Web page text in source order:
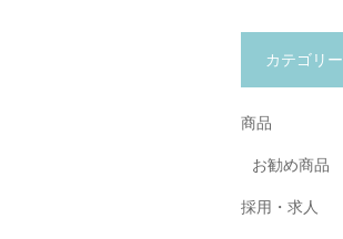
カテゴリー
商品
お勧め商品
採用・求人